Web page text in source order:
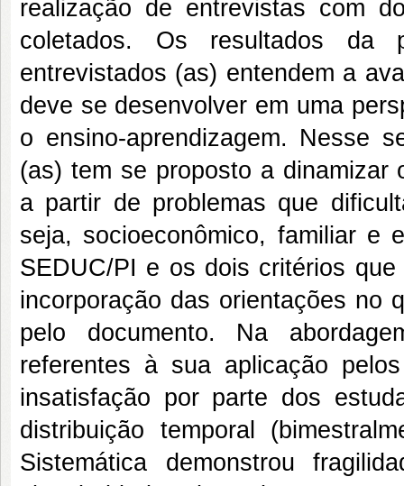
realização de entrevistas com
coletados. Os resultados da
entrevistados (as) entendem a
deve se desenvolver em uma
o ensino-aprendizagem. Nesse
(as) tem se proposto a dinamizar
a partir de problemas que
seja, socioeconômico, familiar e
SEDUC/PI e os dois critérios
incorporação das orientações no
pelo documento. Na
referentes à sua aplicação
insatisfação por parte dos
distribuição temporal
Sistemática demonstrou